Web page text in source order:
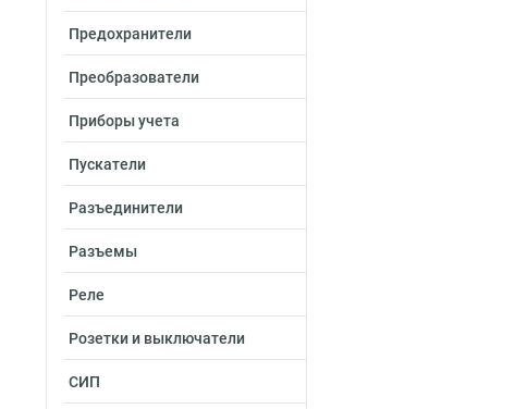
Предохранители
Преобразователи
Приборы учета
Пускатели
Разъединители
Разъемы
Реле
Розетки и выключатели
СИП